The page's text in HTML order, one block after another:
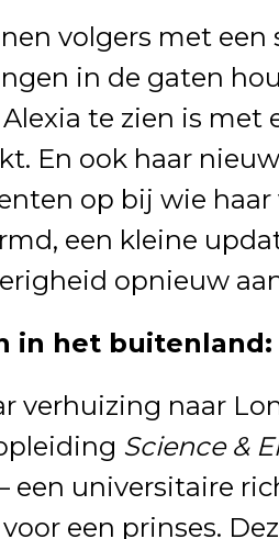
volgers met
in de gaten
te zien is
En ook haar
op bij wie haar
een kleine
opnieuw
in het
verhuizing naar
Science &
een universitaire
een prinses.